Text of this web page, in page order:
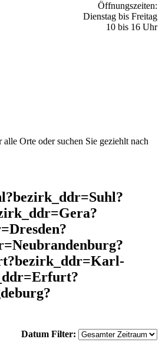
Öffnungszeiten:
Dienstag bis Freitag
10 bis 16 Uhr
Orte oder suchen Sie geziehlt nach
Datum Filter: